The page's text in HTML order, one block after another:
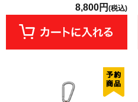
8,800円 (税込)